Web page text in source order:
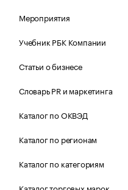
Мероприятия
Учебник РБК Компании
Статьи о бизнесе
Словарь PR и маркетинга
Каталог по ОКВЭД
Каталог по регионам
Каталог по категориям